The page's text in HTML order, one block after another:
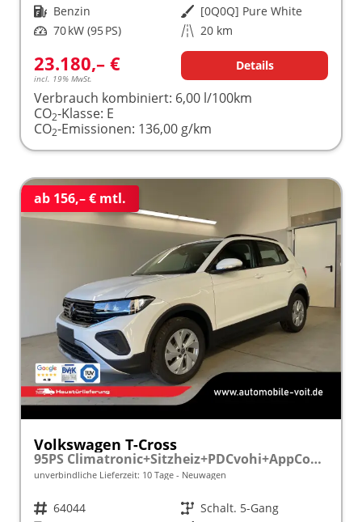
Kraftstoff Benzin Außenfarbe [0Q0Q] Pure White
Leistung 70 kW (95 PS) Kilometerstand 20 km
23.180,– €
incl. 19% MwSt.
Details
Verbrauch kombiniert: 6,00 l/100km
CO2-Klasse: E
CO2-Emissionen: 136,00 g/km
ab 156,– € mtl.
Volkswagen T-Cross
95PS Climatronic+Sitzheiz+PDCvohi+AppConnect+Side+TravelAssist+ACC
unverbindliche Lieferzeit: 10 Tage Neuwagen
Fahrzeugnr. 64044 Getriebe Schalt. 5-Gang